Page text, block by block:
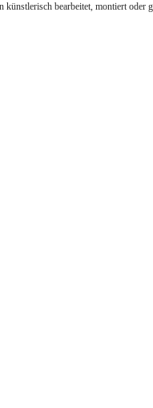
künstlerisch bearbeitet, montiert